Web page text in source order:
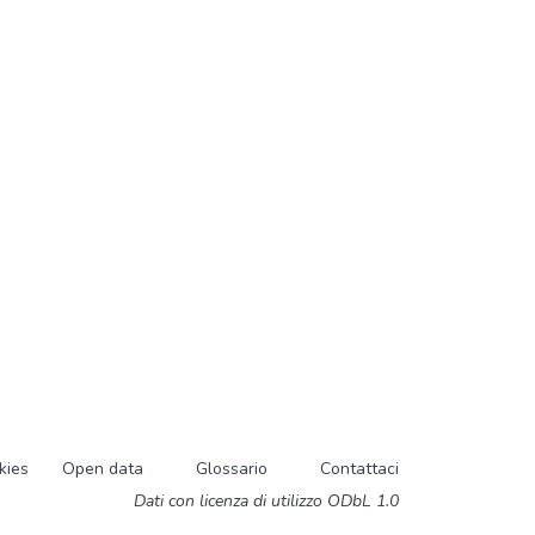
Open data Glossario
Contattaci
Dati con licenza di utilizzo ODbL 1.0